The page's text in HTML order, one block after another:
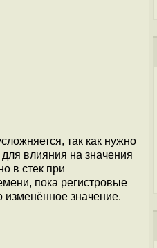
так как нужно
влияния на значения
в стек при
пока регистровые
изменённое значение.